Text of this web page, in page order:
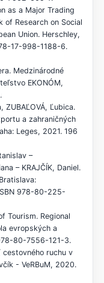
as a Major Trading
of Research on Social
Union. Herschley,
17-998-1188-6.
Medzinárodné
EKONÓM,
ZUBAĽOVÁ, Ľubica.
a zahraničných
Leges, 2021. 196
–
– KRAJČÍK, Daniel.
978-80-225-
Tourism. Regional
evropských a
80-7556-121-3.
cestovného ruchu v
- VeRBuM, 2020.